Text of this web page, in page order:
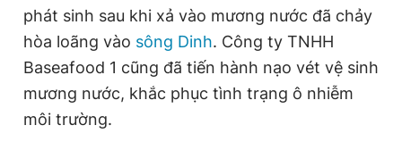
phát sinh sau khi xả vào mương nước đã chảy
hòa loãng vào sông Dinh. Công ty TNHH
Baseafood 1 cũng đã tiến hành nạo vét vệ sinh
mương nước, khắc phục tình trạng ô nhiễm
môi trường.